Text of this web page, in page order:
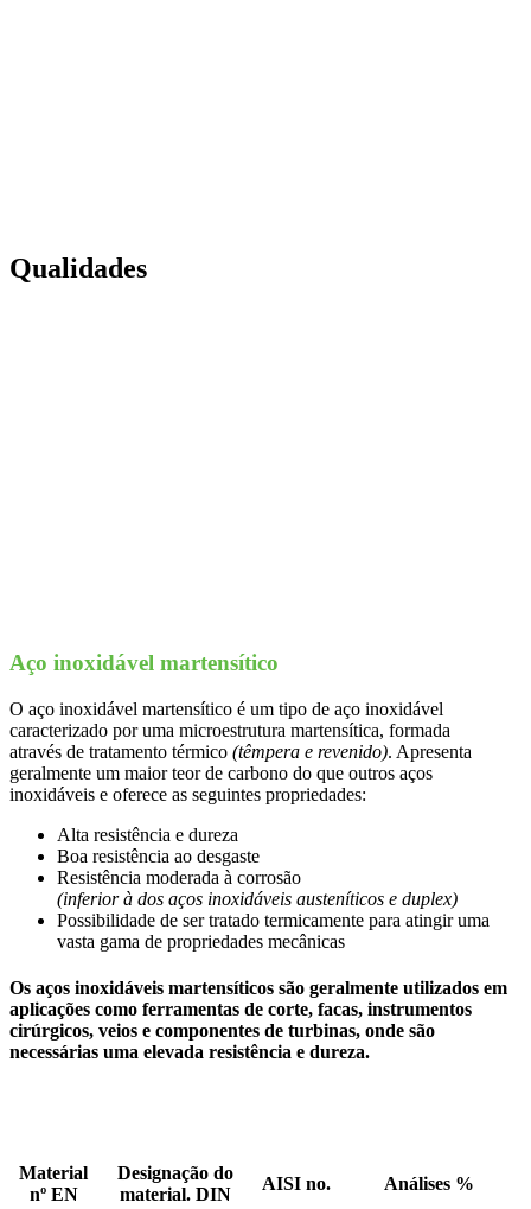
Qualidades
Aço inoxidável martensítico
O aço inoxidável martensítico é um tipo de aço inoxidável
caracterizado por uma microestrutura martensítica, formada
através de tratamento térmico (têmpera e revenido). Apresenta
geralmente um maior teor de carbono do que outros aços
inoxidáveis ​​e oferece as seguintes propriedades:
Alta resistência e dureza
Boa resistência ao desgaste
Resistência moderada à corrosão
(inferior à dos aços inoxidáveis ​​​​austeníticos e duplex)
Possibilidade de ser tratado termicamente para atingir uma
vasta gama de propriedades mecânicas
Os aços inoxidáveis ​​martensíticos são geralmente utilizados em
aplicações como ferramentas de corte, facas, instrumentos
cirúrgicos, veios e componentes de turbinas, onde são
necessárias uma elevada resistência e dureza.
Material
nº EN
Designação do
material. DIN
AISI no. Análises %